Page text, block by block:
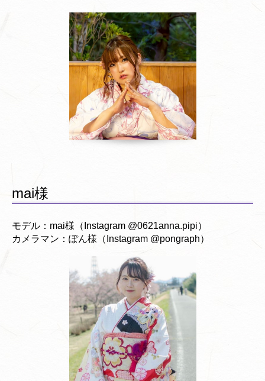
mai様
モデル：mai様（Instagram @0621anna.pipi）
カメラマン：ぽん様（Instagram @pongraph）